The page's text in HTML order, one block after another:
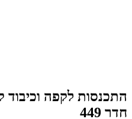
חדר 449